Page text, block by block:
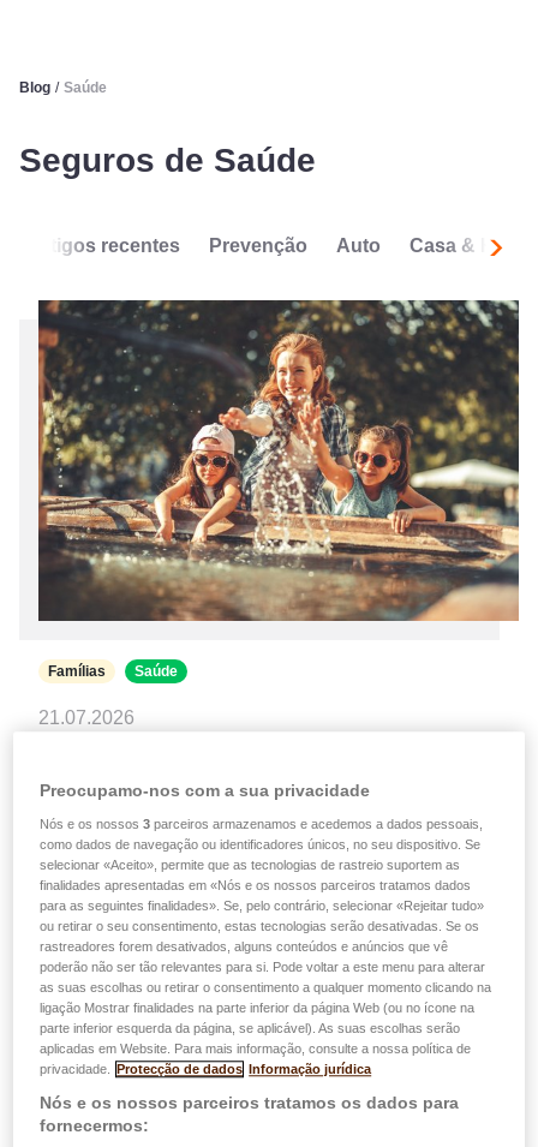
Blog / Saúde
Seguros de Saúde
Artigos recentes Prevenção Auto Casa &
Famílias Saúde
21.07.2026
proteger toda a família
Descubra como proteger a saúde das crianças, dos
adultos, dos idosos e dos seus animais de estimação
durante as ondas de calor. Bastam alguns gestos
simples para ajudar a reduzir os riscos associados às
temperaturas elevadas.…
Ler mais
Preocupamo-nos com a sua privacidade
Nós e os nossos3 parceiros armazenamos e acedemos a dados pessoais,
como dados de navegação ou identificadores únicos, no seu dispositivo. Se
selecionar «Aceito», permite que as tecnologias de rastreio suportem as
finalidades apresentadas em «Nós e os nossos parceiros tratamos dados
para as seguintes finalidades». Se, pelo contrário, selecionar «Rejeitar tudo»
ou retirar o seu consentimento, estas tecnologias serão desativadas. Se os
rastreadores forem desativados, alguns conteúdos e anúncios que vê
poderão não ser tão relevantes para si. Pode voltar a este menu para alterar
as suas escolhas ou retirar o consentimento a qualquer momento clicando na
ligação Mostrar finalidades na parte inferior da página Web (ou no ícone na
parte inferior esquerda da página, se aplicável). As suas escolhas serão
aplicadas em Website. Para mais informação, consulte a nossa política de
privacidade.
Protecção de dados Informação jurídica
Nós e os nossos parceiros tratamos os dados para
fornecermos: